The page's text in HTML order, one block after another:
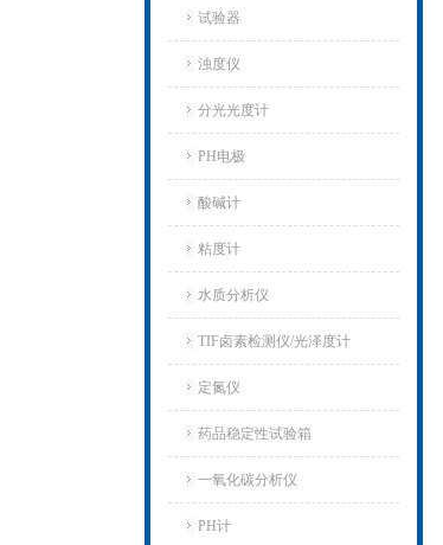
试验器
浊度仪
分光光度计
PH电极
酸碱计
粘度计
水质分析仪
TIF卤素检测仪/光泽度计
定氮仪
药品稳定性试验箱
一氧化碳分析仪
PH计